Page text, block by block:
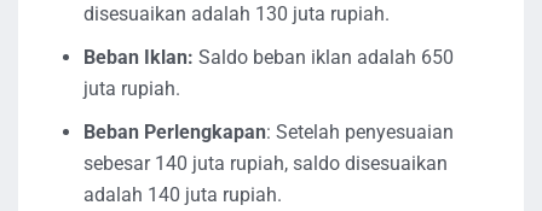
disesuaikan adalah 130 juta rupiah.
Beban Iklan: Saldo beban iklan adalah 650
juta rupiah.
Beban Perlengkapan: Setelah penyesuaian
sebesar 140 juta rupiah, saldo disesuaikan
adalah 140 juta rupiah.